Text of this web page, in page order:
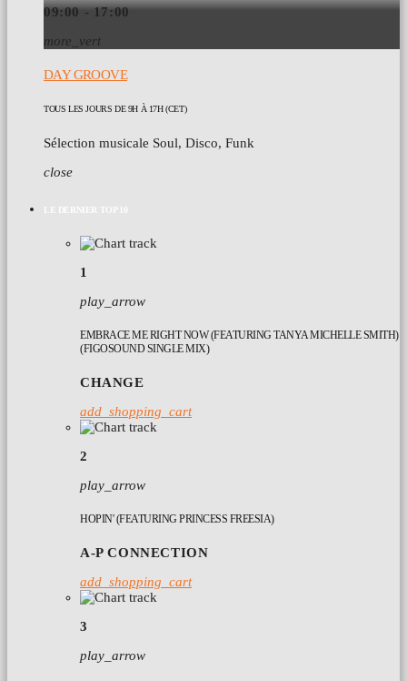
09:00 - 17:00
more_vert
DAY GROOVE
TOUS LES JOURS DE 9H À 17H (CET)
Sélection musicale Soul, Disco, Funk
close
LE DERNIER TOP 10
1
play_arrow
EMBRACE ME RIGHT NOW (FEATURING TANYA MICHELLE SMITH)
(FIGOSOUND SINGLE MIX)
CHANGE
add_shopping_cart
2
play_arrow
HOPIN' (FEATURING PRINCESS FREESIA)
A-P CONNECTION
add_shopping_cart
3
play_arrow